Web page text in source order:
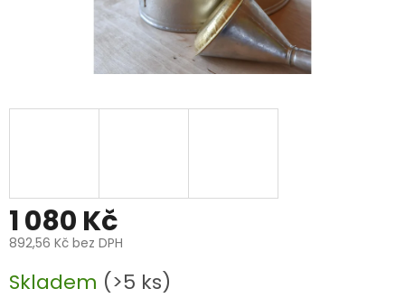
1 080 Kč
892,56 Kč bez DPH
cena:
Skladem (>5 ks)